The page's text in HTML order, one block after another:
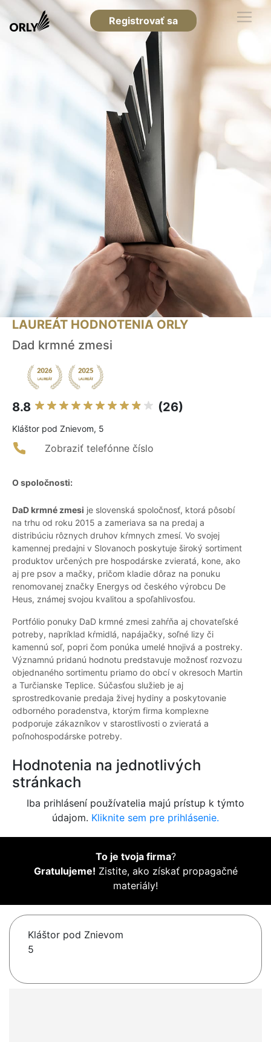
Registrovať sa
LAUREÁT HODNOTENIA ORLY
Dad krmné zmesi
8.8 (26)
Kláštor pod Znievom, 5
Zobraziť telefónne číslo
O spoločnosti:
DaD krmné zmesi je slovenská spoločnosť, ktorá pôsobí
na trhu od roku 2015 a zameriava sa na predaj a
distribúciu rôznych druhov kŕmnych zmesí. Vo svojej
kamennej predajni v Slovanoch poskytuje široký sortiment
produktov určených pre hospodárske zvieratá, kone, ako
aj pre psov a mačky, pričom kladie dôraz na ponuku
renomovanej značky Energys od českého výrobcu De
Heus, známej svojou kvalitou a spoľahlivosťou.
Portfólio ponuky DaD krmné zmesi zahŕňa aj chovateľské
potreby, napríklad kŕmidlá, napájačky, soľné lizy či
kamennú soľ, popri čom ponúka umelé hnojivá a postreky.
Významnú pridanú hodnotu predstavuje možnosť rozvozu
objednaného sortimentu priamo do obcí v okresoch Martin
a Turčianske Teplice. Súčasťou služieb je aj
sprostredkovanie predaja živej hydiny a poskytovanie
odborného poradenstva, ktorým firma komplexne
podporuje zákazníkov v starostlivosti o zvieratá a
poľnohospodárske potreby.
Hodnotenia na jednotlivých
stránkach
Iba prihlásení používatelia majú prístup k týmto
údajom. Kliknite sem pre prihlásenie.
To je tvoja firma?
Gratulujeme! Zistite, ako získať propagačné
materiály!
Kláštor pod Znievom
5